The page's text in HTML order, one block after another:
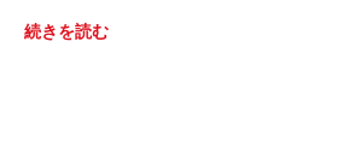
続きを読む